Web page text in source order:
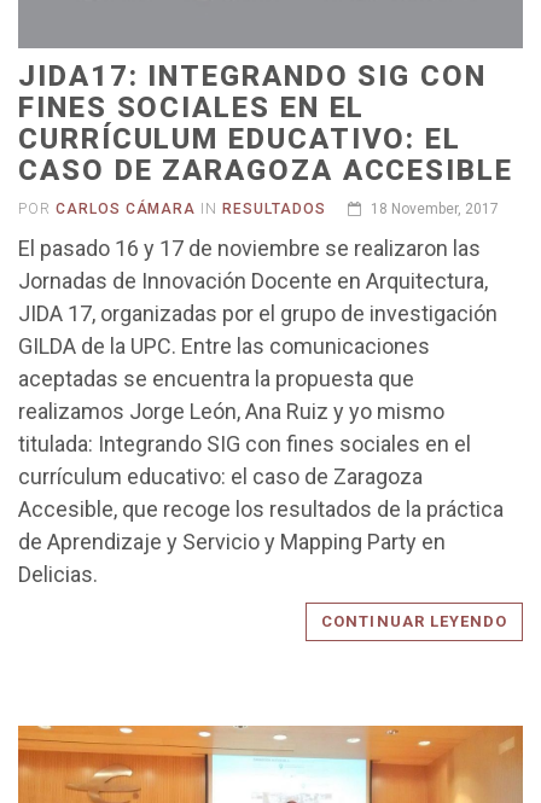
JIDA17: INTEGRANDO SIG CON
FINES SOCIALES EN EL
CURRÍCULUM EDUCATIVO: EL
CASO DE ZARAGOZA ACCESIBLE
POR CARLOS CÁMARA IN RESULTADOS 18 November, 2017
El pasado 16 y 17 de noviembre se realizaron las
Jornadas de Innovación Docente en Arquitectura,
JIDA 17, organizadas por el grupo de investigación
GILDA de la UPC. Entre las comunicaciones
aceptadas se encuentra la propuesta que
realizamos Jorge León, Ana Ruiz y yo mismo
titulada: Integrando SIG con fines sociales en el
currículum educativo: el caso de Zaragoza
Accesible, que recoge los resultados de la práctica
de Aprendizaje y Servicio y Mapping Party en
Delicias.
CONTINUAR LEYENDO